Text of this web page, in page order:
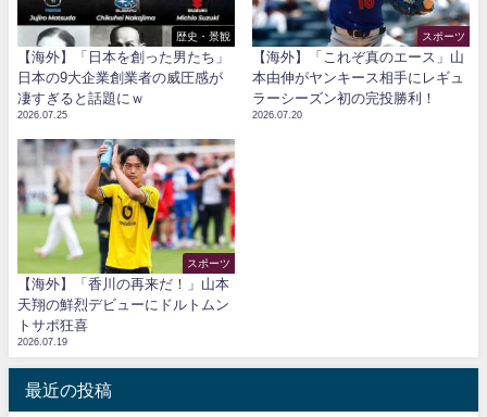
歴史・景観
【海外】「日本を創った男たち」
日本の9大企業創業者の威圧感が
凄すぎると話題にｗ
2026.07.25
スポーツ
【海外】「これぞ真のエース」山
本由伸がヤンキース相手にレギュ
ラーシーズン初の完投勝利！
2026.07.20
スポーツ
【海外】「香川の再来だ！」山本
天翔の鮮烈デビューにドルトムン
トサポ狂喜
2026.07.19
最近の投稿